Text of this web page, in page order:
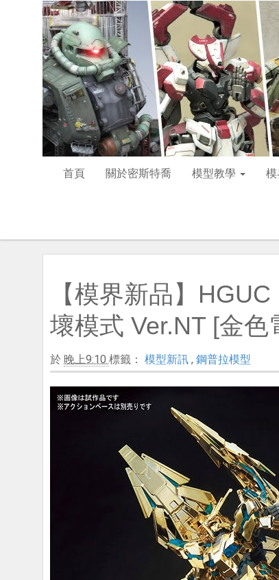
首頁 關於密斯特喬 模型教學 模
【模界新品】
壞模式 Ver.NT [金色
於 晚上9:10 標籤： 模型新訊 , 鋼普拉模型